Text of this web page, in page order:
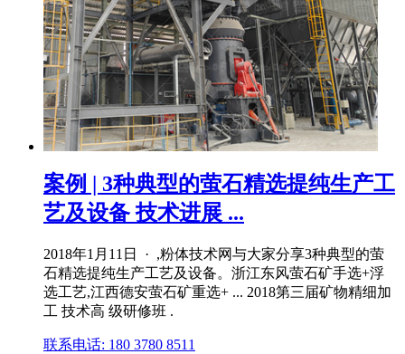
案例 | 3种典型的萤石精选提纯生产工
艺及设备 技术进展 ...
2018年1月11日 · ,粉体技术网与大家分享3种典型的萤
石精选提纯生产工艺及设备。浙江东风萤石矿手选+浮
选工艺,江西德安萤石矿重选+ ... 2018第三届矿物精细加
工 技术高 级研修班 .
联系电话: 180 3780 8511